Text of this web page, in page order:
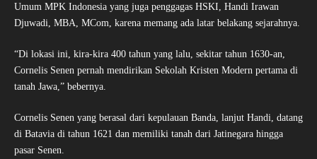
Umum MPK Indonesia yang juga penggagas HSKI, Handi Irawan
Djuwadi, MBA, MCom, karena memang ada latar belakang sejarahnya.
“Di lokasi ini, kira-kira 400 tahun yang lalu, sekitar tahun 1630-an,
Cornelis Senen pernah mendirikan Sekolah Kristen Modern pertama di
tanah Jawa,” bebernya.
Cornelis Senen yang berasal dari kepulauan Banda, lanjut Handi, datang
di Batavia di tahun 1621 dan memiliki tanah dari Jatinegara hingga
pasar Senen.